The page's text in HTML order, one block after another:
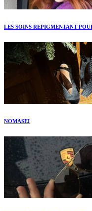
LES SOINS REPIGMENTANT
NOMASEI